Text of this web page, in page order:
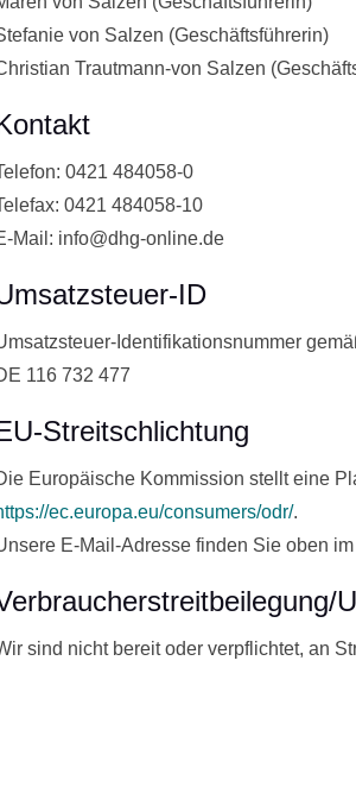
von Salzen (Geschäftsführerin)
Trautmann-von Salzen
0421 484058-0
0421 484058-10
Mail: info@dhg-online.de
ID
Identifikationsnummer
116 732 477
Streitschlichtung
Europäische Kommission stellt eine
ec.europa.eu/consumers/odr/.
E-Mail-Adresse finden Sie oben
sind nicht bereit oder verpflichtet, an